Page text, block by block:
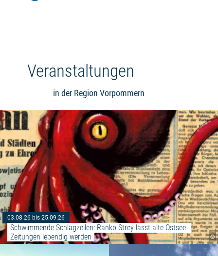
Veranstaltungen
in der Region Vorpommern
©
03.08.26 bis 25.09.26
Schwimmende Schlagzeilen: Ranko Strey lässt alte Ostsee-
Zeitungen lebendig werden
Weiterlesen: "SOS-Kinderdorf